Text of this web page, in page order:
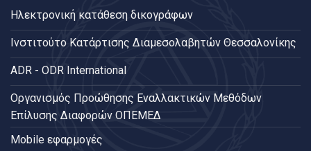
Ηλεκτρονική κατάθεση δικογράφων
Ινστιτούτο Κατάρτισης Διαμεσολαβητών Θεσσαλονίκης
ADR - ODR International
Oργανισμός Προώθησης Εναλλακτικών Μεθόδων
Επίλυσης Διαφορών ΟΠΕΜΕΔ
Mobile εφαρμογές